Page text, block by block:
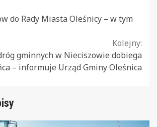
do Rady Miasta Oleśnicy – w tym
Kolejny:
gminnych w Nieciszowie dobiega
– informuje Urząd Gminy Oleśnica